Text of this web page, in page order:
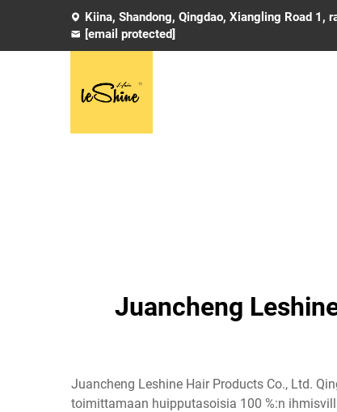
Kiina, Shandong, Qingdao, Xiangling Road 1,
[email protected]
Juancheng
Juancheng Leshine Hair Products Co., Ltd.
toimittamaan huipputasoisia 100 %:n